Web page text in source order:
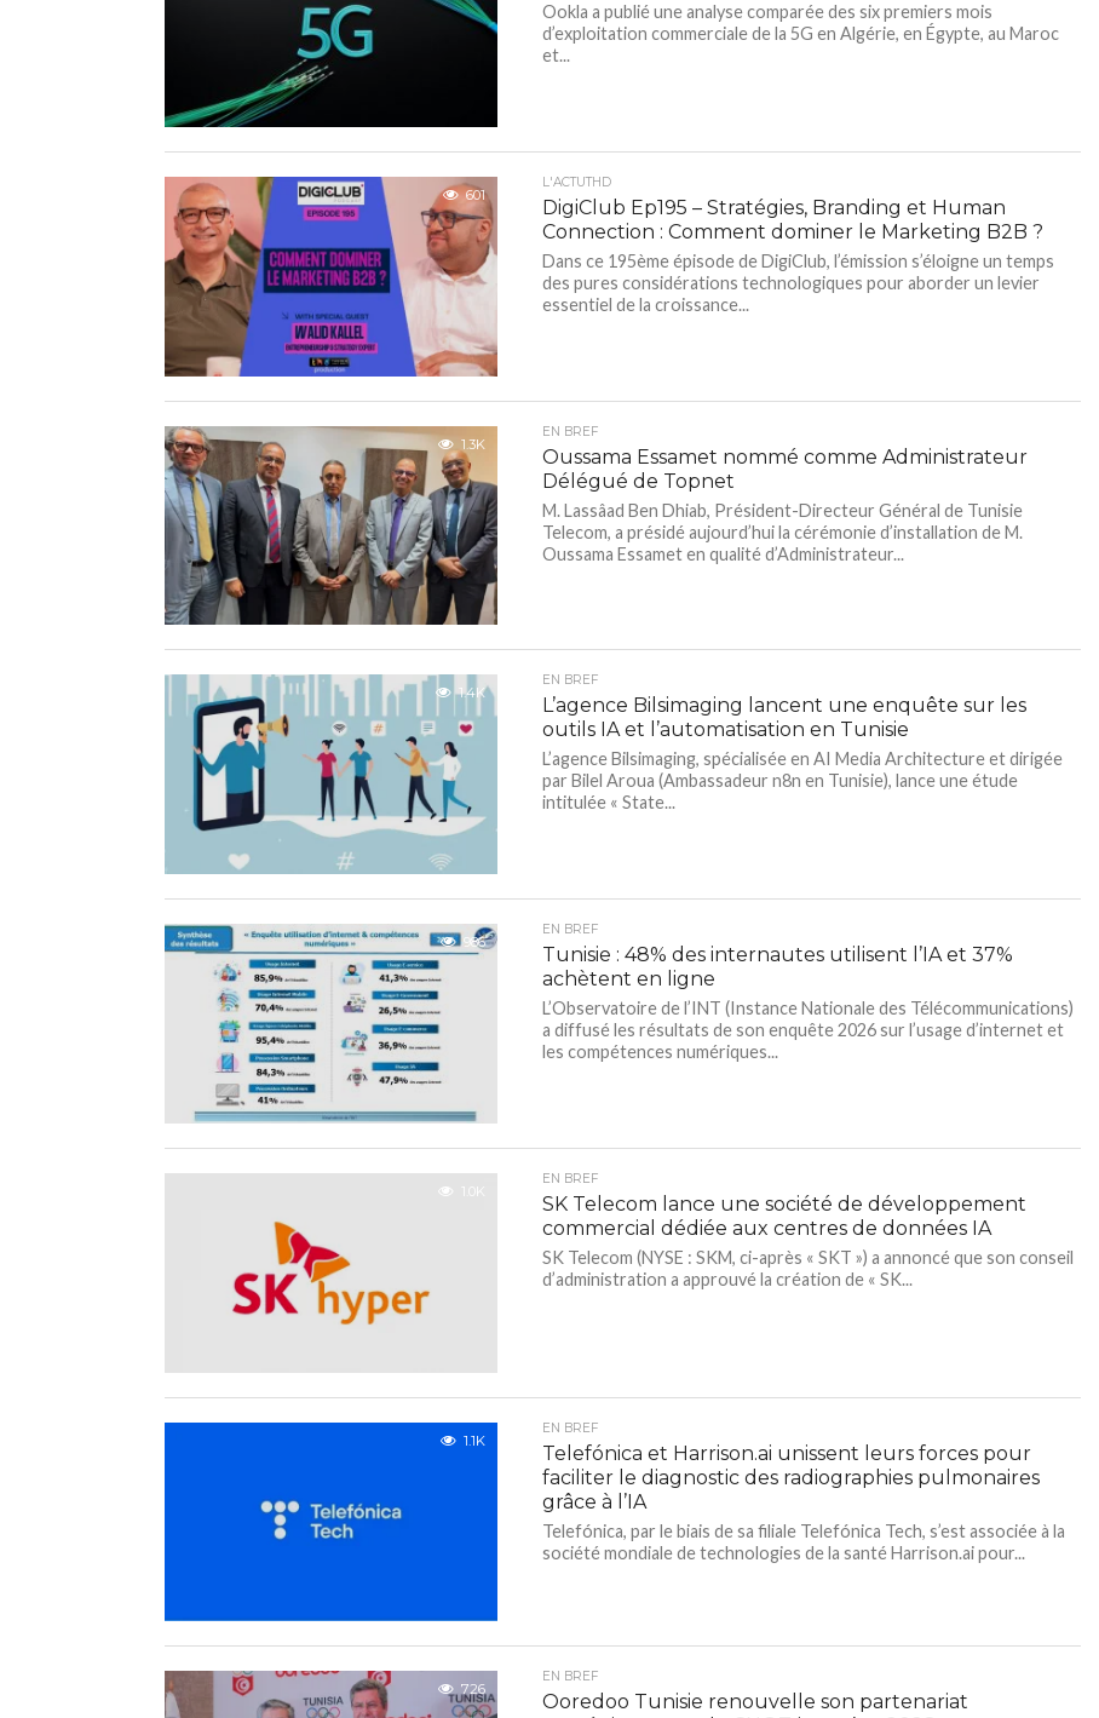
Ookla a publié une analyse comparée des six premiers mois
d’exploitation commerciale de la 5G en Algérie, en Égypte, au Maroc
et...
601
L'ACTUTHD
DigiClub Ep195 – Stratégies, Branding et Human
Connection : Comment dominer le Marketing B2B ?
Dans ce 195ème épisode de DigiClub, l’émission s’éloigne un temps
des pures considérations technologiques pour aborder un levier
essentiel de la croissance...
1.3K
EN BREF
Oussama Essamet nommé comme Administrateur
Délégué de Topnet
M. Lassâad Ben Dhiab, Président-Directeur Général de Tunisie
Telecom, a présidé aujourd’hui la cérémonie d’installation de M.
Oussama Essamet en qualité d’Administrateur...
1.4K
EN BREF
L’agence Bilsimaging lancent une enquête sur les
outils IA et l’automatisation en Tunisie
L’agence Bilsimaging, spécialisée en AI Media Architecture et dirigée
par Bilel Aroua (Ambassadeur n8n en Tunisie), lance une étude
intitulée « State...
986
EN BREF
Tunisie : 48% des internautes utilisent l’IA et 37%
achètent en ligne
L’Observatoire de l’INT (Instance Nationale des Télécommunications)
a diffusé les résultats de son enquête 2026 sur l’usage d’internet et
les compétences numériques...
1.0K
EN BREF
SK Telecom lance une société de développement
commercial dédiée aux centres de données IA
SK Telecom (NYSE : SKM, ci-après « SKT ») a annoncé que son conseil
d’administration a approuvé la création de « SK...
1.1K
EN BREF
Telefónica et Harrison.ai unissent leurs forces pour
faciliter le diagnostic des radiographies pulmonaires
grâce à l’IA
Telefónica, par le biais de sa filiale Telefónica Tech, s’est associée à la
société mondiale de technologies de la santé Harrison.ai pour...
726
EN BREF
Ooredoo Tunisie renouvelle son partenariat